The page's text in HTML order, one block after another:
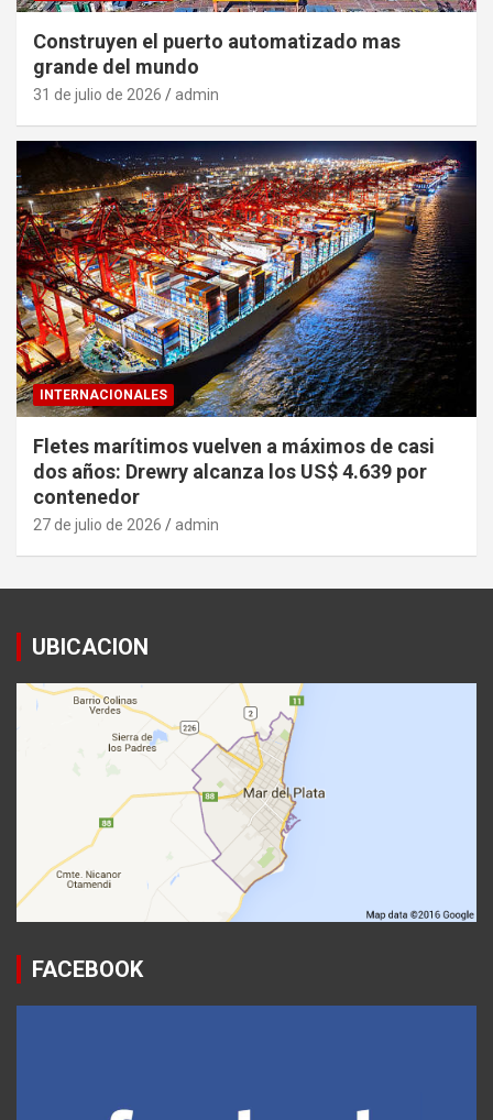
Construyen el puerto automatizado mas
grande del mundo
31 de julio de 2026 admin
INTERNACIONALES
Fletes marítimos vuelven a máximos de casi
dos años: Drewry alcanza los US$ 4.639 por
contenedor
27 de julio de 2026 admin
UBICACION
FACEBOOK